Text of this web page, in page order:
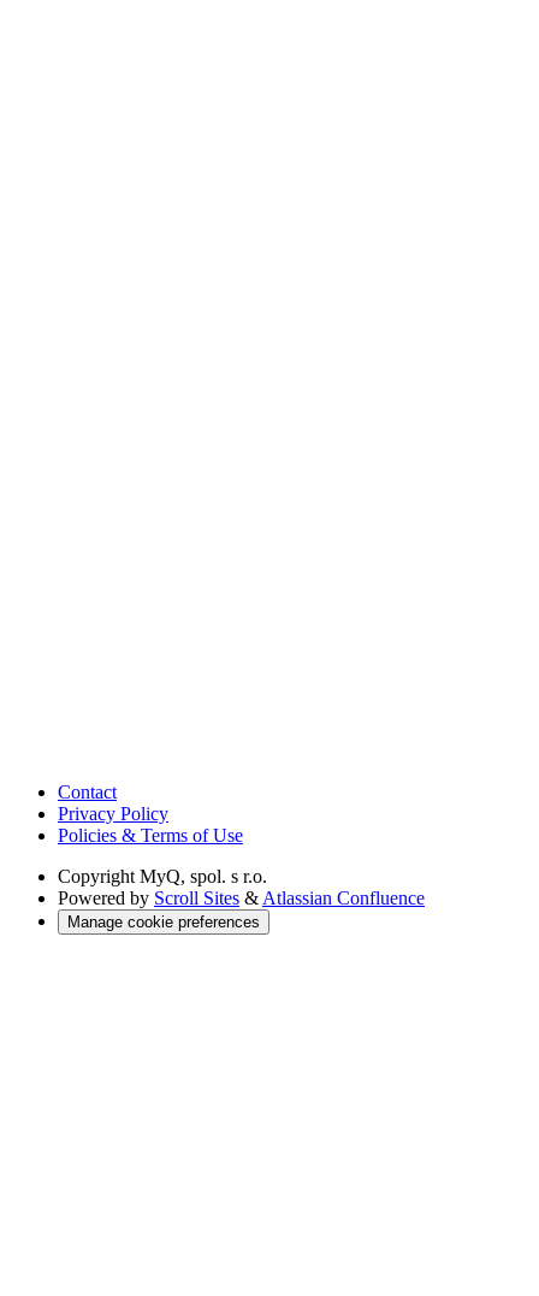
Contact
Privacy Policy
Policies & Terms of Use
Copyright MyQ, spol. s r.o.
Powered by Scroll Sites &Atlassian Confluence
Manage cookie preferences